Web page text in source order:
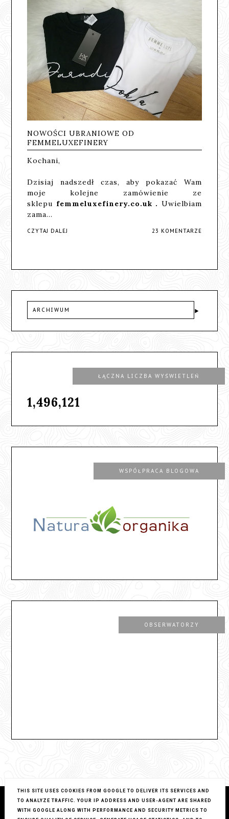
NOWOŚCI UBRANIOWE OD
FEMMELUXEFINERY
Kochani,
Dzisiaj nadszedł czas, aby pokazać Wam
moje kolejne zamówienie ze
sklepu femmeluxefinery.co.uk . Uwielbiam
zama…
CZYTAJ DALEJ 23 KOMENTARZE
ARCHIWUM
ŁĄCZNA LICZBA WYŚWIETLEŃ
1,496,121
WSPÓŁPRACA BLOGOWA
OBSERWATORZY
THIS SITE USES COOKIES FROM GOOGLE TO DELIVER ITS SERVICES AND
TO ANALYZE TRAFFIC. YOUR IP ADDRESS AND USER-AGENT ARE SHARED
WITH GOOGLE ALONG WITH PERFORMANCE AND SECURITY METRICS TO